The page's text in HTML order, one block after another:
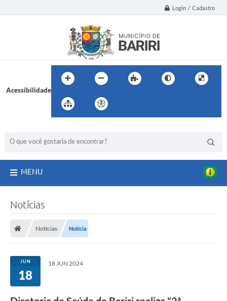
Login / Cadastro
Acessibilidade
MENU
Notícias
Notícias Notícia
JUN
18
18 JUN 2024